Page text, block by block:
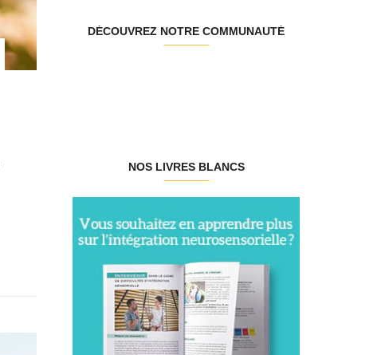
DÉCOUVREZ NOTRE COMMUNAUTÉ
NOS LIVRES BLANCS